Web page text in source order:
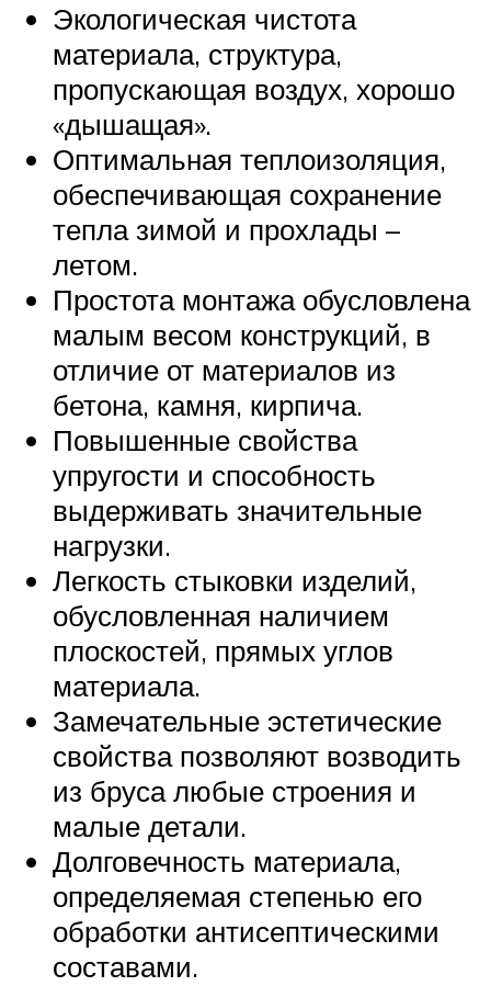
Экологическая чистота
материала, структура,
пропускающая воздух, хорошо
«дышащая».
Оптимальная теплоизоляция,
обеспечивающая сохранение
тепла зимой и прохлады –
летом.
Простота монтажа обусловлена
малым весом конструкций, в
отличие от материалов из
бетона, камня, кирпича.
Повышенные свойства
упругости и способность
выдерживать значительные
нагрузки.
Легкость стыковки изделий,
обусловленная наличием
плоскостей, прямых углов
материала.
Замечательные эстетические
свойства позволяют возводить
из бруса любые строения и
малые детали.
Долговечность материала,
определяемая степенью его
обработки антисептическими
составами.